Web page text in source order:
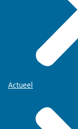
Actueel